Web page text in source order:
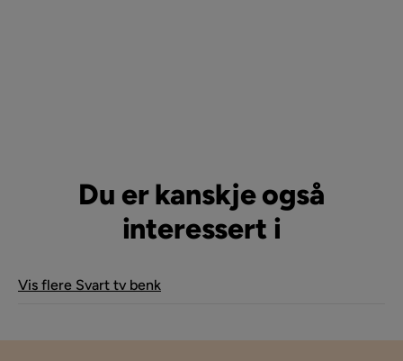
Du er kanskje også
interessert i
Vis flere Svart tv benk